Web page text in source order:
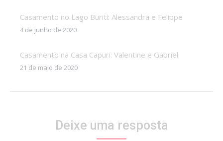
Casamento no Lago Buriti: Alessandra e Felippe
4 de junho de 2020
Casamento na Casa Capuri: Valentine e Gabriel
21 de maio de 2020
Deixe uma resposta